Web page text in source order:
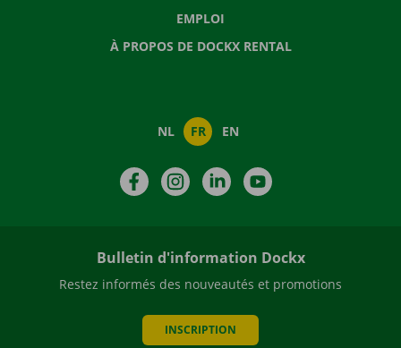
EMPLOI
À PROPOS DE DOCKX RENTAL
NL FR EN
FacebookInstagramLinkedIn
Bulletin d'information Dockx
Restez informés des nouveautés et promotions
INSCRIPTION